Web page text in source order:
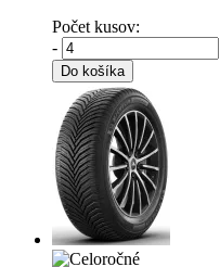
Počet kusov:
-
Do košíka